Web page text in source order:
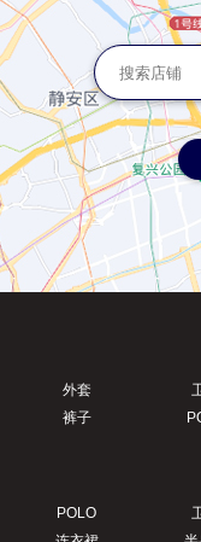
外套
裤子
POLO